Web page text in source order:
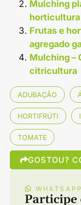
Mulching
horticultura
Frutas e
agregado
Mulching –
citricultura
ADUBAÇÃO
HORTIFRÚTI
TOMATE
GOSTOU?
WHATSAPP
Participe